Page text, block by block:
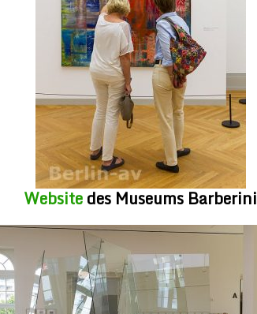
Websitedes Museums Barberini